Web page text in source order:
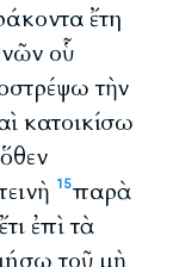
ἔτη
οὗ
τὴν
κατοικίσω
15παρὰ
ἐπὶ τὰ
τοῦ μὴ